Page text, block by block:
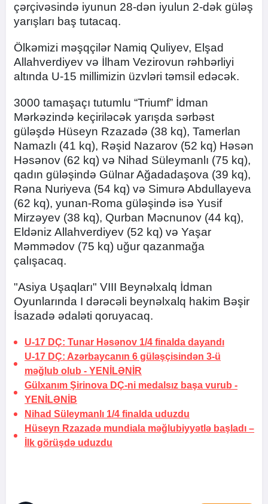
çərçivəsində iyunun 28-dən iyulun 2-dək güləş
yarışları baş tutacaq.
Ölkəmizi məşqçilər Namiq Quliyev, Elşad
Allahverdiyev və İlham Vezirovun rəhbərliyi
altında U-15 millimizin üzvləri təmsil edəcək.
3000 tamaşaçı tutumlu “Triumf” İdman
Mərkəzində keçiriləcək yarışda sərbəst
güləşdə Hüseyn Rzazadə (38 kq), Tamerlan
Namazlı (41 kq), Rəşid Nazarov (52 kq) Həsən
Həsənov (62 kq) və Nihad Süleymanlı (75 kq),
qadın güləşində Gülnar Ağadadaşova (39 kq),
Rəna Nuriyeva (54 kq) və Simurə Abdullayeva
(62 kq), yunan-Roma güləşində isə Yusif
Mirzəyev (38 kq), Qurban Məcnunov (44 kq),
Eldəniz Allahverdiyev (52 kq) və Yaşar
Məmmədov (75 kq) uğur qazanmağa
çalışacaq.
"Asiya Uşaqları" VIII Beynəlxalq İdman
Oyunlarında I dərəcəli beynəlxalq hakim Bəşir
İsazadə ədaləti qoruyacaq.
U-17 DÇ: Tunar Həsənov 1/4 finalda dayandı
U-17 DÇ: Azərbaycanın 6 güləşçisindən 3-ü
məğlub olub - YENİLƏNİR
Gülxanım Şirinova DÇ-ni medalsız başa vurub -
YENİLƏNİB
Nihad Süleymanlı 1/4 finalda uduzdu
Hüseyn Rzazadə mundiala məğlubiyyətlə başladı –
İlk görüşdə uduzdu